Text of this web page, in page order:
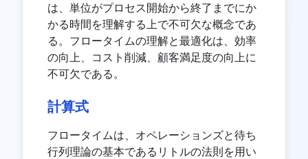
は、単位がプロセス開始から終了までにか
かる時間を理解する上で不可欠な概念であ
る。フロータイムの理解と最適化は、効率
の向上、コスト削減、顧客満足度の向上に
不可欠である。
計算式
フロータイムは、オペレーションズと待ち
行列理論の基本であるリトルの法則を用い